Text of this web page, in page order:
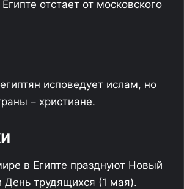
отстает от московского
исповедует ислам, но
– христиане.
в Египте празднуют Новый
День трудящихся (1 мая).